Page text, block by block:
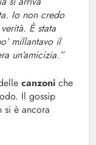
Io non credo
È stata
millantavo il
un’amicizia.”
canzoni che
Il gossip
si è ancora